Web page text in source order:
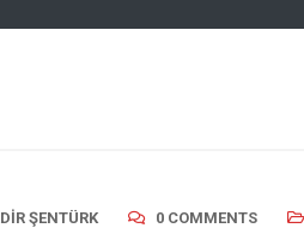
ŞENTÜRK 0 COMMENTS